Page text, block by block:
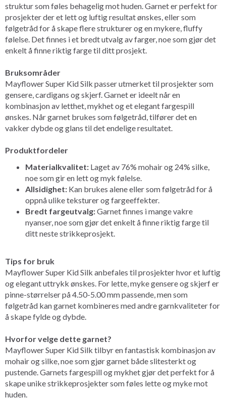
struktur som føles behagelig mot huden. Garnet er perfekt for
prosjekter der et lett og luftig resultat ønskes, eller som
følgetråd for å skape flere strukturer og en mykere, fluffy
følelse. Det finnes i et bredt utvalg av farger, noe som gjør det
enkelt å finne riktig farge til ditt prosjekt.
Bruksområder
Mayflower Super Kid Silk passer utmerket til prosjekter som
gensere, cardigans og skjerf. Garnet er ideelt når en
kombinasjon av letthet, mykhet og et elegant fargespill
ønskes. Når garnet brukes som følgetråd, tilfører det en
vakker dybde og glans til det endelige resultatet.
Produktfordeler
Materialkvalitet: Laget av 76% mohair og 24% silke,
noe som gir en lett og myk følelse.
Allsidighet: Kan brukes alene eller som følgetråd for å
oppnå ulike teksturer og fargeeffekter.
Bredt fargeutvalg:Garnet finnes i mange vakre
nyanser, noe som gjør det enkelt å finne riktig farge til
ditt neste strikkeprosjekt.
Tips for bruk
Mayflower Super Kid Silk anbefales til prosjekter hvor et luftig
og elegant uttrykk ønskes. For lette, myke gensere og skjerf er
pinne-størrelser på 4.50-5.00 mm passende, men som
følgetråd kan garnet kombineres med andre garnkvaliteter for
å skape fylde og dybde.
Hvorfor velge dette garnet?
Mayflower Super Kid Silk tilbyr en fantastisk kombinasjon av
mohair og silke, noe som gjør garnet både slitesterkt og
pustende. Garnets fargespill og mykhet gjør det perfekt for å
skape unike strikkeprosjekter som føles lette og myke mot
huden.